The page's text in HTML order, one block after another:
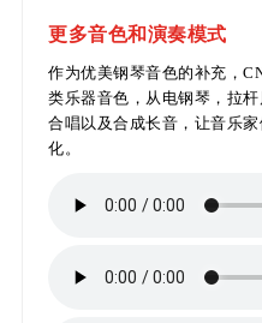
更多音色和演奏模式
作为优美钢琴音色的补充，
类乐器音色，从电钢琴，拉
合唱以及合成长音，让音乐
化。